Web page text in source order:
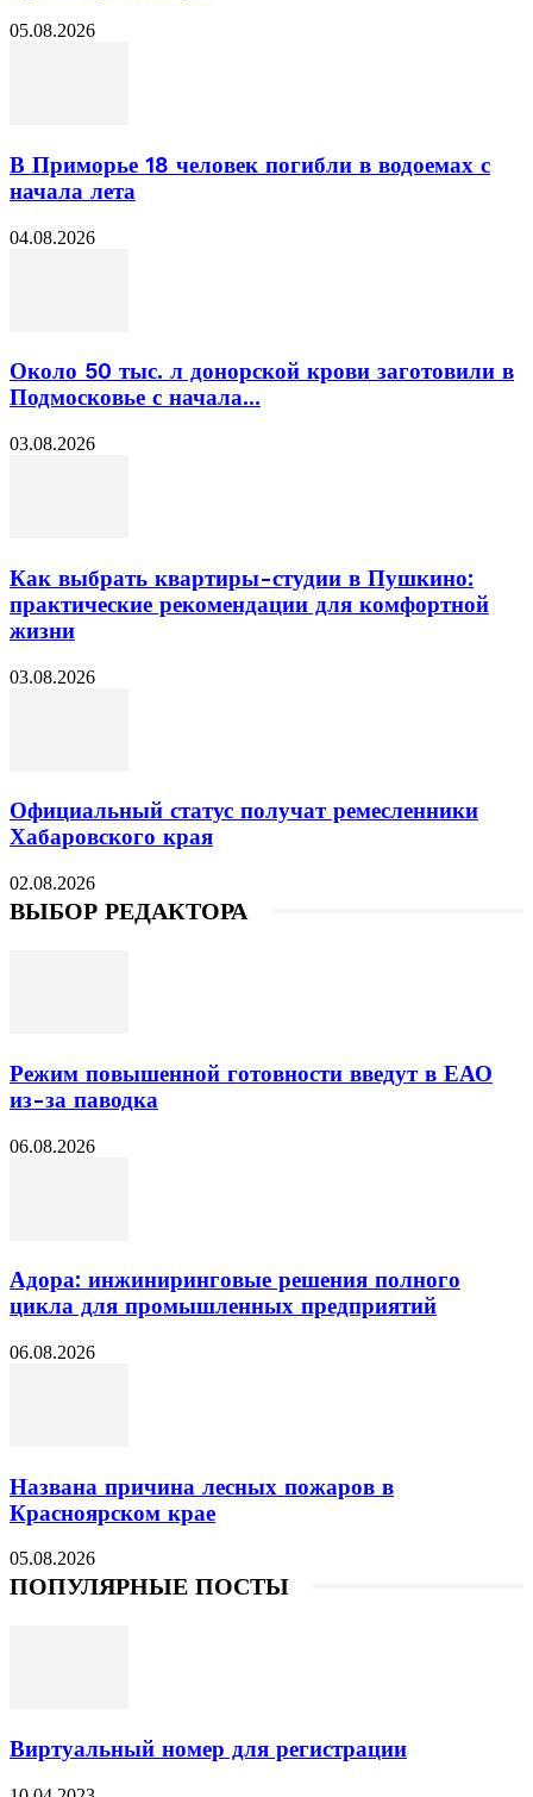
05.08.2026
В Приморье 18 человек погибли в водоемах с
начала лета
04.08.2026
Около 50 тыс. л донорской крови заготовили в
Подмосковье с начала...
03.08.2026
Как выбрать квартиры-студии в Пушкино:
практические рекомендации для комфортной
жизни
03.08.2026
Официальный статус получат ремесленники
Хабаровского края
02.08.2026
ВЫБОР РЕДАКТОРА
Режим повышенной готовности введут в ЕАО
из-за паводка
06.08.2026
Адора: инжиниринговые решения полного
цикла для промышленных предприятий
06.08.2026
Названа причина лесных пожаров в
Красноярском крае
05.08.2026
ПОПУЛЯРНЫЕ ПОСТЫ
Виртуальный номер для регистрации